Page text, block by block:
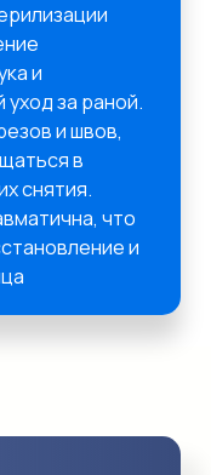
и
уход за раной.
и швов,
в
снятия.
что
и